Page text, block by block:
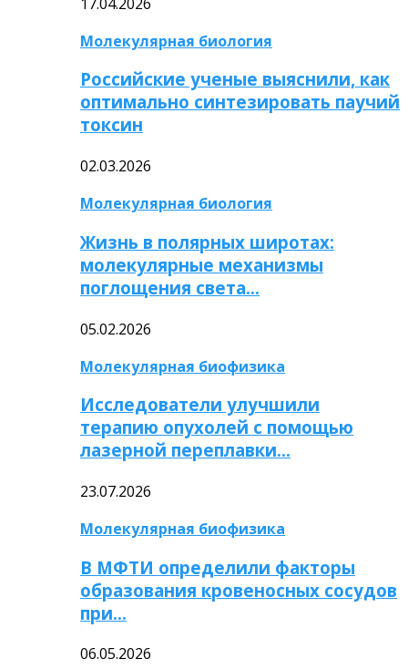
Молекулярная биология
Российские ученые выяснили, как
оптимально синтезировать паучий
токсин
02.03.2026
Молекулярная биология
Жизнь в полярных широтах:
молекулярные механизмы
поглощения света…
05.02.2026
Молекулярная биофизика
Исследователи улучшили
терапию опухолей с помощью
лазерной переплавки…
23.07.2026
Молекулярная биофизика
В МФТИ определили факторы
образования кровеносных сосудов
при…
06.05.2026